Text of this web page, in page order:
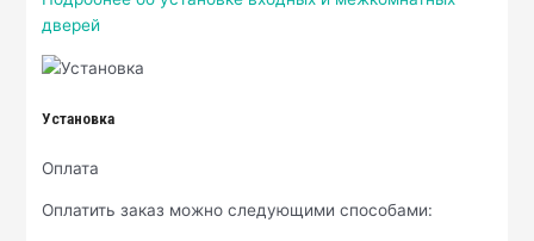
дверей
Установка
Оплата
Оплатить заказ можно следующими способами: